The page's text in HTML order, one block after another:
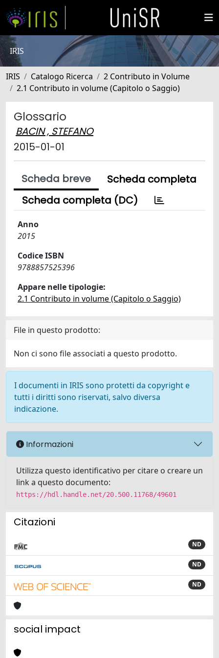
IRIS
IRIS Catalogo Ricerca
2 Contributo in Volume
2.1 Contributo in volume (Capitolo o Saggio)
Glossario
BACIN , STEFANO
2015-01-01
Scheda breve
Scheda completa
Scheda completa (DC)
Anno
2015
Codice ISBN
9788857525396
Appare nelle tipologie:
2.1 Contributo in volume (Capitolo o Saggio)
File in questo prodotto:
Non ci sono file associati a questo prodotto.
I documenti in IRIS sono protetti da copyright e
tutti i diritti sono riservati, salvo diversa
indicazione.
Informazioni
Utilizza questo identificativo per citare o creare un
link a questo documento:
https://hdl.handle.net/20.500.11768/49601
Citazioni
ND
ND
ND
social impact